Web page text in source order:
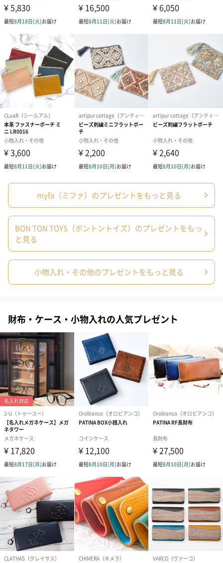
ご注文の前にご確認ください。
＊縫製の状態により、画像とは表情が違う場合がございます。
＊全体のバランス、耳・手足の角度は、ひとつひとつ多少の違い
がございます。
＊生地の色味は、画像とは多少異なる場合がございます。
＊タグの付く位置は画像と異なる場合があります。
＊メーカーの品質基準をクリアしたものを輸入し、運営会社マー
クスインターナショナルでもさらに検品したものを、お客様にお
届けしております。
BON TON TOYS（ボントントイズ）
子どもたちの小さなしあわせを守ることが、地球を、未来を守る
ことになる。
長い歴史の中で環境への配慮をひとつひとつ積み重ねており、こ
れからも長い時間をかけて地球の環境を守っていく。
創業以来ずっと変わらない理念に基づいたものづくりをおこなっ
ています。
商品詳細情報
ポーチ
■素材／繊維
ポーチ/ポリエステル・PVC、透明シート/PET
■お手入れ方法
ポーチ/※透明シート・帯の透明シート各1枚付き
ポーチサイズ：130×90×60mm
ポーチ/ストラップ付き(ストラップを含む縦:約
表地：ポリエステル・ナイロン
中材：リサイクルポリエステル
■生産国
中国
■対象年齢
6才以上
■サイズ
縦100mm・横80mm・奥行55mm
■重量
myfa（ミファ）のプレゼントをもっと見る
BON TON TOYS（ボントントイズ）のプレゼントをもっ
と見る
小物入れ・その他のプレゼントをもっと見る
財布・ケース・小物入れの人気プレゼント